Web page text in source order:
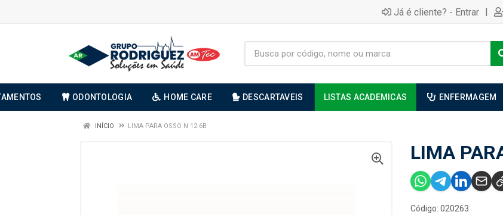
Já é cliente? - Entrar |
ODONTOLOGIA HOME CARE DESCARTAVEIS LISTAS ACADEMICAS ENFERMAGEM
INÍCIO LIMA PARA OSSO N 12 6B
LIMA
Código: 020263